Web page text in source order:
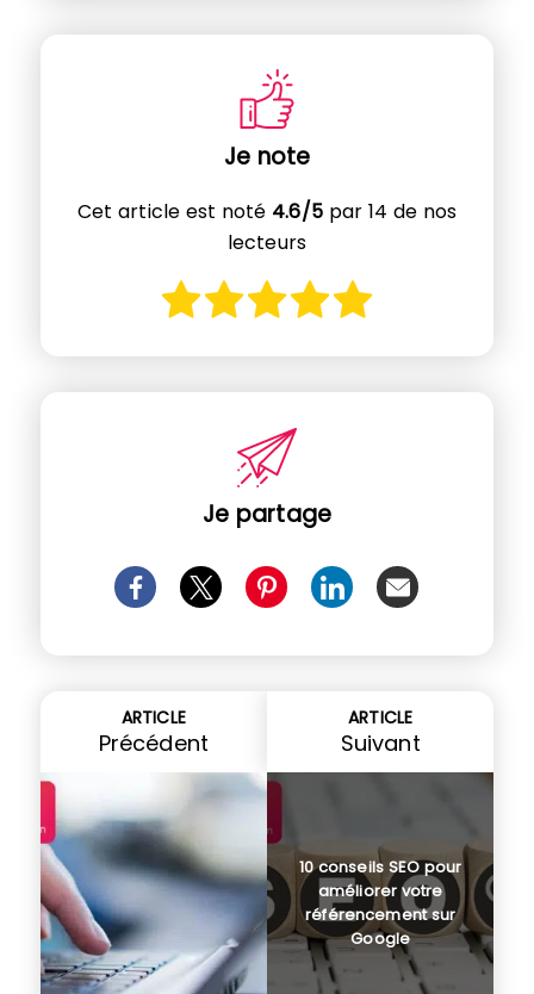
Je note
Cet article est noté 4.6/5par 14 de nos
lecteurs
Je partage
ARTICLE
Précédent
ARTICLE
Suivant
10 conseils SEO pour
améliorer votre
référencement sur
Google